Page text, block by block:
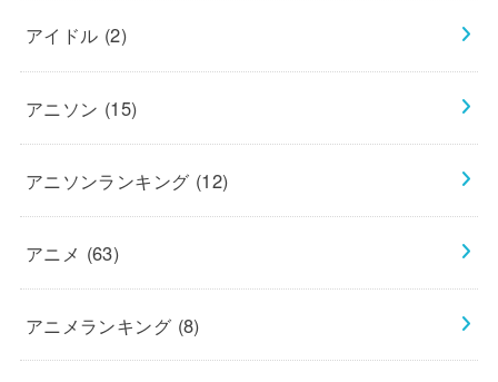
アイドル (2)
アニソン (15)
アニソンランキング (12)
アニメ (63)
アニメランキング (8)